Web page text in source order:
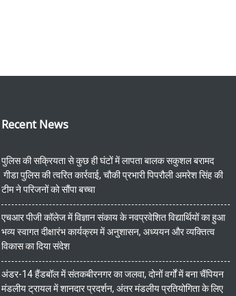
Recent News
पुलिस की सक्रियता से कुछ ही घंटों में लापता बालक सकुशल बरामद
गीडा पुलिस की त्वरित कार्रवाई, चौकी प्रभारी पिपरौली अमरेश सिंह की
टीम ने परिजनों को सौंपा बच्चा
एचआर पीजी कॉलेज में विज्ञान संकाय के नवप्रवेशित विद्यार्थियों का हुआ
भव्य स्वागत दीक्षारंभ कार्यक्रम में अनुशासन, अध्ययन और व्यक्तित्व
विकास का दिया संदेश
अंडर-14 हैंडबॉल में संतकबीरनगर का जलवा, दोनों वर्गों में बना चैंपियन
मंडलीय ट्रायल में शानदार प्रदर्शन, अंतर मंडलीय प्रतियोगिता के लिए